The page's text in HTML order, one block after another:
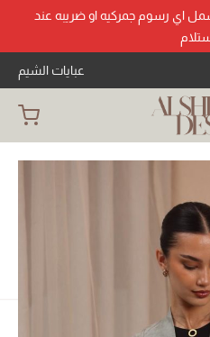
اي رسوم جمركيه او ضريبه عند
عبايات الشيم